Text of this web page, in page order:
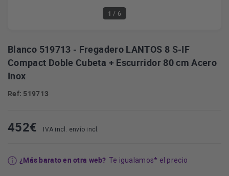
1 / 6
Blanco 519713 - Fregadero LANTOS 8 S-IF
Compact Doble Cubeta + Escurridor 80 cm Acero
Inox
Ref: 519713
452€ IVA incl. envío incl.
¿Más barato en otra web? Te igualamos* el precio